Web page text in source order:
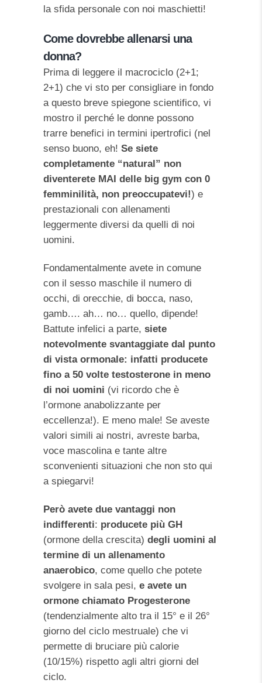
la sfida personale con noi maschietti!
Come dovrebbe allenarsi una
donna?
Prima di leggere il macrociclo (2+1;
2+1) che vi sto per consigliare in fondo
a questo breve spiegone scientifico, vi
mostro il perché le donne possono
trarre benefici in termini ipertrofici (nel
senso buono, eh! Se siete
completamente “natural” non
diventerete MAI delle big gym con 0
femminilità, non preoccupatevi!) e
prestazionali con allenamenti
leggermente diversi da quelli di noi
uomini.
Fondamentalmente avete in comune
con il sesso maschile il numero di
occhi, di orecchie, di bocca, naso,
gamb…. ah… no… quello, dipende!
Battute infelici a parte, siete
notevolmente svantaggiate dal punto
di vista ormonale: infatti producete
fino a 50 volte testosterone in meno
di noi uomini (vi ricordo che è
l’ormone anabolizzante per
eccellenza!). E meno male! Se aveste
valori simili ai nostri, avreste barba,
voce mascolina e tante altre
sconvenienti situazioni che non sto qui
a spiegarvi!
Però avete due vantaggi non
indifferenti: producete più GH
(ormone della crescita) degli uomini al
termine di un allenamento
anaerobico, come quello che potete
svolgere in sala pesi, e avete un
ormone chiamato Progesterone
(tendenzialmente alto tra il 15° e il 26°
giorno del ciclo mestruale) che vi
permette di bruciare più calorie
(10/15%) rispetto agli altri giorni del
ciclo.